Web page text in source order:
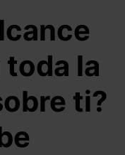
la
ti?